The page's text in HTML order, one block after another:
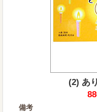
(2) あ
備考